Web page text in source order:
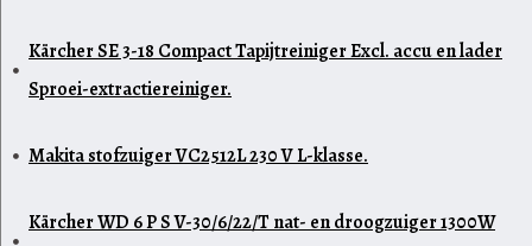
Kärcher SE 3-18 Compact Tapijtreiniger Excl. accu en lader
Sproei-extractiereiniger.
Makita stofzuiger VC2512L 230 V L-klasse.
Kärcher WD 6 P S V-30/6/22/T nat- en droogzuiger 1300W